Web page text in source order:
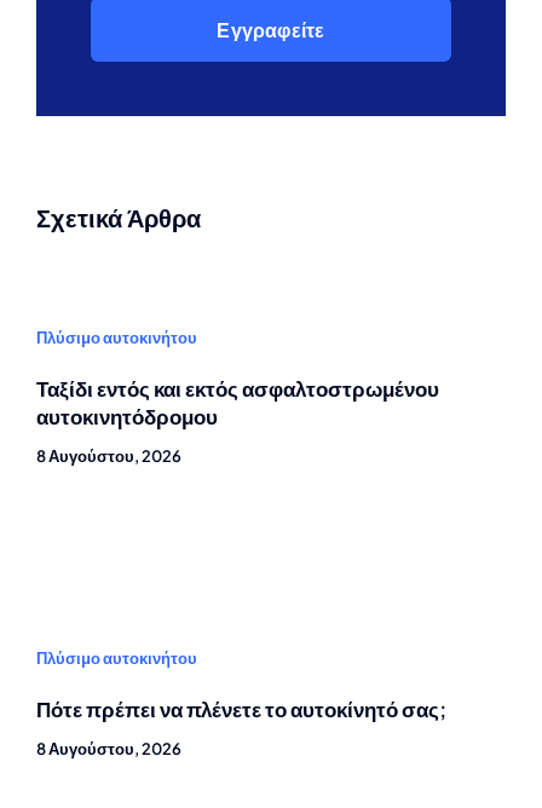
Εγγραφείτε
Σχετικά Άρθρα
Πλύσιμο αυτοκινήτου
Ταξίδι εντός και εκτός ασφαλτοστρωμένου
αυτοκινητόδρομου
8 Αυγούστου, 2026
Πλύσιμο αυτοκινήτου
Πότε πρέπει να πλένετε το αυτοκίνητό σας;
8 Αυγούστου, 2026